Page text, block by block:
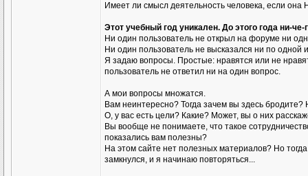
Имеет ли смысл деятельность человека, если
Этот учебный год уникален. До этого года ни-
Ни один пользователь не открыл на форуме ни
Ни один пользователь не высказался ни по одной
Я задаю вопросы. Простые: нравятся или не
пользователь не ответил ни на один вопрос.
А мои вопросы множатся.
Вам неинтересно? Тогда зачем вы здесь
О, у вас есть цели? Какие? Может, вы о них
Вы вообще не понимаете, что такое
показались вам полезны?
На этом сайте нет полезных материалов? Но
замкнулся, и я начинаю повторяться...